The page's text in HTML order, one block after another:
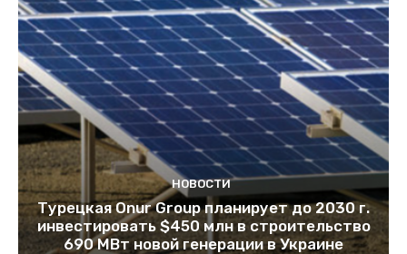
НОВОСТИ
Турецкая Onur Group планирует до 2030 г.
инвестировать $450 млн в строительство
690 МВт новой генерации в Украине